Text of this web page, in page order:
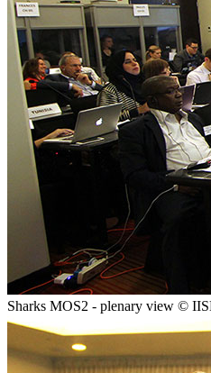
Sharks MOS2 - plenary view ©